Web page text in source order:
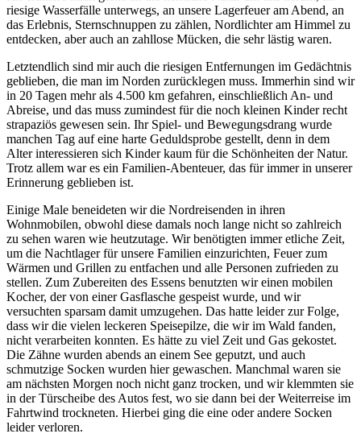
riesige Wasserfälle unterwegs, an unsere Lagerfeuer am Abend, an
das Erlebnis, Sternschnuppen zu zählen, Nordlichter am Himmel zu
entdecken, aber auch an zahllose Mücken, die sehr lästig waren.
Letztendlich sind mir auch die riesigen Entfernungen im Gedächtnis
geblieben, die man im Norden zurücklegen muss. Immerhin sind wir
in 20 Tagen mehr als 4.500 km gefahren, einschließlich An- und
Abreise, und das muss zumindest für die noch kleinen Kinder recht
strapaziös gewesen sein. Ihr Spiel- und Bewegungsdrang wurde
manchen Tag auf eine harte Geduldsprobe gestellt, denn in dem
Alter interessieren sich Kinder kaum für die Schönheiten der Natur.
Trotz allem war es ein Familien-Abenteuer, das für immer in unserer
Erinnerung geblieben ist.
Einige Male beneideten wir die Nordreisenden in ihren
Wohnmobilen, obwohl diese damals noch lange nicht so zahlreich
zu sehen waren wie heutzutage. Wir benötigten immer etliche Zeit,
um die Nachtlager für unsere Familien einzurichten, Feuer zum
Wärmen und Grillen zu entfachen und alle Personen zufrieden zu
stellen. Zum Zubereiten des Essens benutzten wir einen mobilen
Kocher, der von einer Gasflasche gespeist wurde, und wir
versuchten sparsam damit umzugehen. Das hatte leider zur Folge,
dass wir die vielen leckeren Speisepilze, die wir im Wald fanden,
nicht verarbeiten konnten. Es hätte zu viel Zeit und Gas gekostet.
Die Zähne wurden abends an einem See geputzt, und auch
schmutzige Socken wurden hier gewaschen. Manchmal waren sie
am nächsten Morgen noch nicht ganz trocken, und wir klemmten sie
in der Türscheibe des Autos fest, wo sie dann bei der Weiterreise im
Fahrtwind trockneten. Hierbei ging die eine oder andere Socken
leider verloren.